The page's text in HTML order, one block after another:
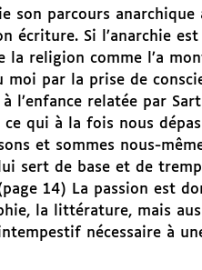
son parcours anarchique
écriture. Si l’anarchie
la religion comme l’a
par la prise de
l’enfance relatée par
qui à la fois nous
et sommes nous-
sert de base et de
14) La passion est
la littérature, mais
nécessaire à